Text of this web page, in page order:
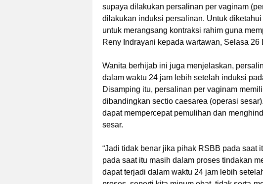
supaya dilakukan persalinan per vaginam
dilakukan induksi persalinan. Untuk
untuk merangsang kontraksi rahim guna
Reny Indrayani kepada wartawan, Selasa 26
Wanita berhijab ini juga menjelaskan,
dalam waktu 24 jam lebih setelah induksi
Disamping itu, persalinan per vaginam
dibandingkan sectio caesarea (operasi
dapat mempercepat pemulihan dan
sesar.
“Jadi tidak benar jika pihak RSBB pada saat
pada saat itu masih dalam proses tindakan
dapat terjadi dalam waktu 24 jam lebih